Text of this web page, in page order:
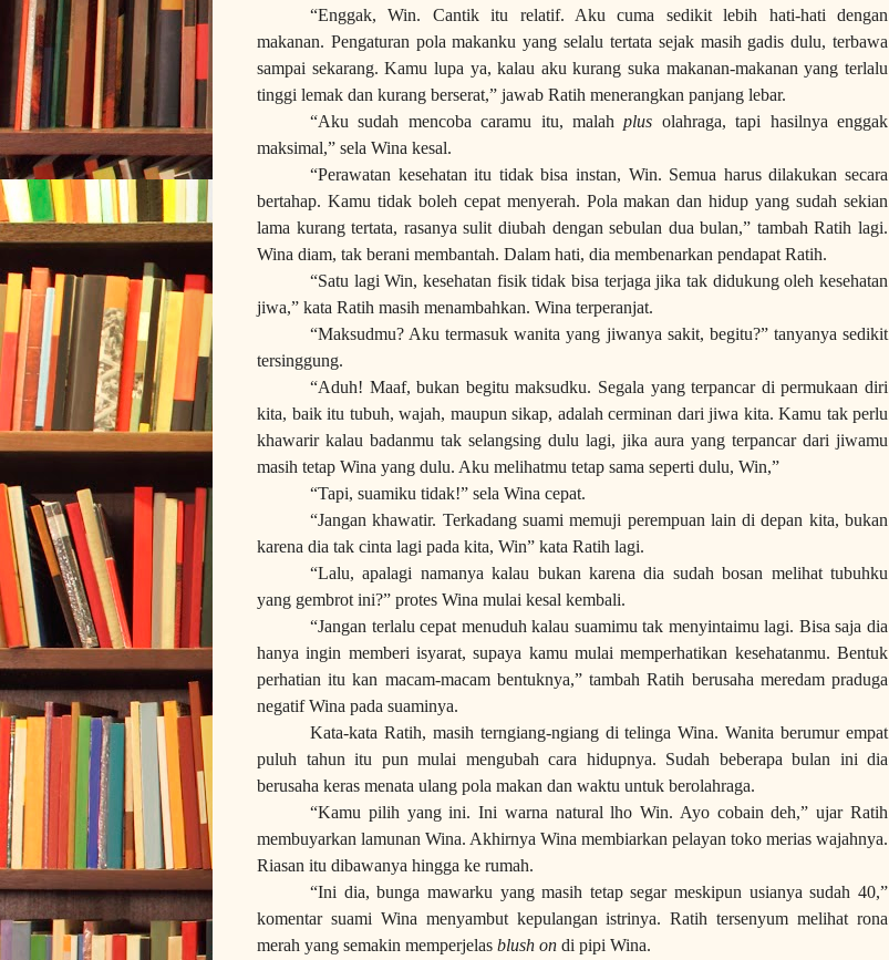
“Enggak, Win. Cantik itu relatif. Aku cuma sedikit lebih hati-hati dengan
makanan. Pengaturan pola makanku yang selalu tertata sejak masih gadis dulu, terbawa
sampai sekarang. Kamu lupa ya, kalau aku kurang suka makanan-makanan yang terlalu
tinggi lemak dan kurang berserat,” jawab Ratih menerangkan panjang lebar.
“Aku sudah mencoba caramu itu, malahplus olahraga, tapi hasilnya enggak
maksimal,” sela Wina kesal.
“Perawatan kesehatan itu tidak bisa instan, Win. Semua harus dilakukan secara
bertahap. Kamu tidak boleh cepat menyerah. Pola makan dan hidup yang sudah sekian
lama kurang tertata, rasanya sulit diubah dengan sebulan dua bulan,” tambah Ratih lagi.
Wina diam, tak berani membantah. Dalam hati, dia membenarkan pendapat Ratih.
“Satu lagi Win, kesehatan fisik tidak bisa terjaga jika tak didukung oleh kesehatan
jiwa,” kata Ratih masih menambahkan. Wina terperanjat.
“Maksudmu? Aku termasuk wanita yang jiwanya sakit, begitu?” tanyanya sedikit
tersinggung.
“Aduh! Maaf, bukan begitu maksudku. Segala yang terpancar di permukaan diri
kita, baik itu tubuh, wajah, maupun sikap, adalah cerminan dari jiwa kita. Kamu tak perlu
khawarir kalau badanmu tak selangsing dulu lagi, jika aura yang terpancar dari jiwamu
masih tetap Wina yang dulu. Aku melihatmu tetap sama seperti dulu, Win,”
“Tapi, suamiku tidak!” sela Wina cepat.
“Jangan khawatir. Terkadang suami memuji perempuan lain di depan kita, bukan
karena dia tak cinta lagi pada kita, Win” kata Ratih lagi.
“Lalu, apalagi namanya kalau bukan karena dia sudah bosan melihat tubuhku
yang gembrot ini?” protes Wina mulai kesal kembali.
“Jangan terlalu cepat menuduh kalau suamimu tak menyintaimu lagi. Bisa saja dia
hanya ingin memberi isyarat, supaya kamu mulai memperhatikan kesehatanmu. Bentuk
perhatian itu kan macam-macam bentuknya,” tambah Ratih berusaha meredam praduga
negatif Wina pada suaminya.
Kata-kata Ratih, masih terngiang-ngiang di telinga Wina. Wanita berumur empat
puluh tahun itu pun mulai mengubah cara hidupnya. Sudah beberapa bulan ini dia
berusaha keras menata ulang pola makan dan waktu untuk berolahraga.
“Kamu pilih yang ini. Ini warna natural lho Win. Ayo cobain deh,” ujar Ratih
membuyarkan lamunan Wina. Akhirnya Wina membiarkan pelayan toko merias wajahnya.
Riasan itu dibawanya hingga ke rumah.
“Ini dia, bunga mawarku yang masih tetap segar meskipun usianya sudah 40,”
komentar suami Wina menyambut kepulangan istrinya. Ratih tersenyum melihat rona
merah yang semakin memperjelas blush on di pipi Wina.